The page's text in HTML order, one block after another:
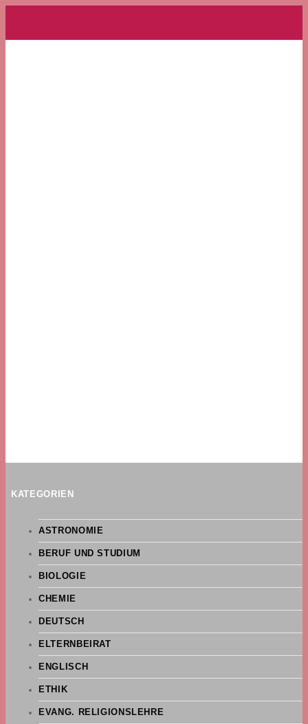
KATEGORIEN
ASTRONOMIE
BERUF UND STUDIUM
BIOLOGIE
CHEMIE
DEUTSCH
ELTERNBEIRAT
ENGLISCH
ETHIK
EVANG. RELIGIONSLEHRE